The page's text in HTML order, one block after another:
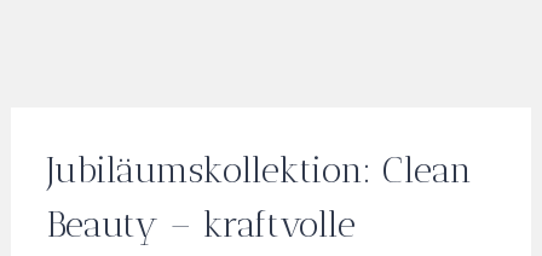
Jubiläumskollektion: Clean
Beauty – kraftvolle